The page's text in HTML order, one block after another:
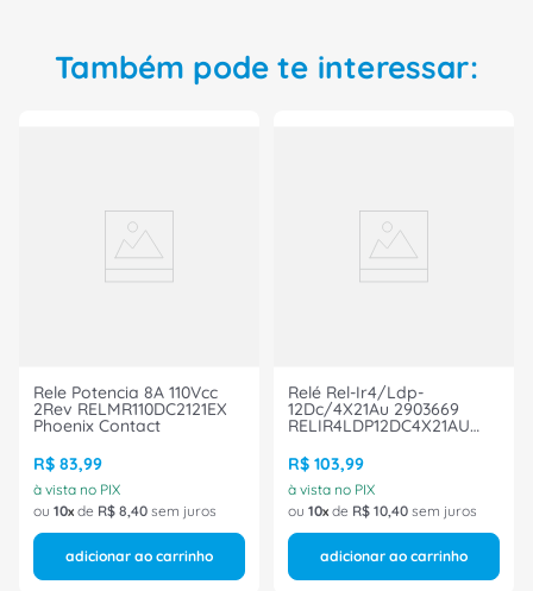
Também pode te interessar:
Rele Potencia 8A 110Vcc
2Rev RELMR110DC2121EX
Phoenix Contact
R$ 83,99
à vista no PIX
ou 10 de R$ 8,40 sem juros
adicionar ao carrinho
Relé Rel-Ir4/Ldp-
12Dc/4X21Au 2903669
RELIR4LDP12DC4X21AU
R$ 103,99
à vista no PIX
ou 10 de R$ 10,40 sem juros
adicionar ao carrinho